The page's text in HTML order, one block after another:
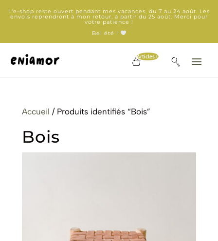
L'e-shop reste ouvert pendant mes vacances, du 7 au 24 août. Les
envois reprendront à mon retour, à partir du 25 août. Merci pour
votre patience !
Bel été !
Articles 0
Accueil / Produits identifiés “Bois”
Bois